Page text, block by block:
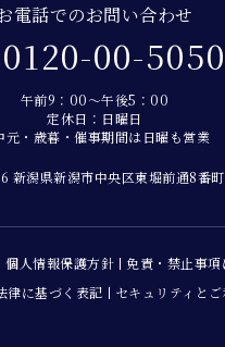
電話でのお問い合わせ
0120-00-5050
午前9：00～午後5：00
定休日：日曜日
・歳暮・催事期間は日曜も営業
新潟県新潟市中央区東堀前通8番
個人情報保護方針
免責・禁止事項
律に基づく表記
セキュリティと